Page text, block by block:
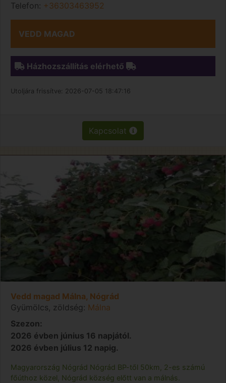
Telefon: +36303463952
VEDD MAGAD
Házhozszállítás elérhető
Utoljára frissítve: 2026-07-05 18:47:16
Kapcsolat
Vedd magad Málna, Nógrád
Gyümölcs, zöldség: Málna
Szezon:
2026 évben június 16 napjától.
2026 évben július 12 napig.
Magyarország Nógrád Nógrád BP-től 50km, 2-es számú
főúthoz közel, Nógrád község előtt van a málnás.